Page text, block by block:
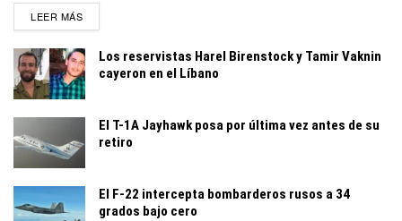
LEER MÁSDETAILS
Los reservistas Harel Birenstock y Tamir Vaknin
cayeron en el Líbano
El T-1A Jayhawk posa por última vez antes de su
retiro
El F-22 intercepta bombarderos rusos a 34
grados bajo cero